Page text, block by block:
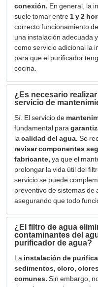
conexión. En general, la
suele tomar entre 1 y 2
correcto funcionamiento
una instalación adecuada
como servicio adicional la
para que el purificador
cocina.
¿Es necesario
servicio de
Sí. El servicio de
fundamental para
la calidad del agua. Se
revisar componentes
fabricante, ya que el
prolongar la vida útil del
servicio se puede
preventivo de sistemas de
asegurando que todo
¿El filtro de agua
contaminantes del
purificador de agua?
La instalación de
sedimentos, cloro,
comunes. Sin embargo,